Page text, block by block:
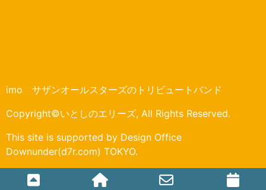
imo サザンオールスターズのトリビュートバンド
Copyright©いとしのエリーズ, All Rights Reserved.
This site is supported by Design Office
Downunder(d7r.com) TOKYO.